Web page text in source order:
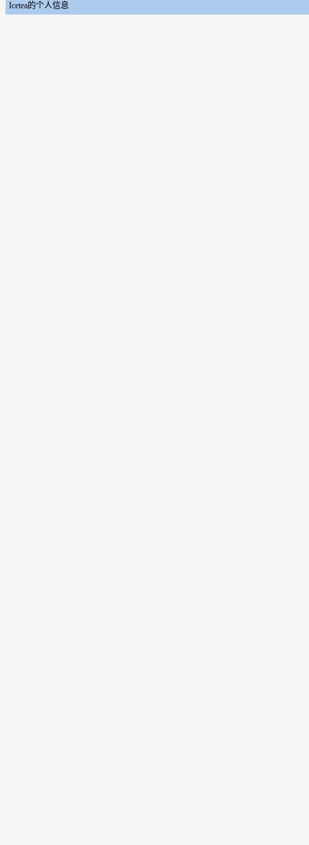
Icetea的个人信息